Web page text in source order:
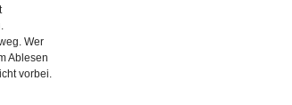
Wer
Ablesen
vorbei.